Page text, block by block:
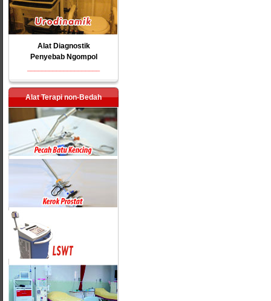
Alat Diagnostik
Penyebab Ngompol
Alat Terapi non-Bedah